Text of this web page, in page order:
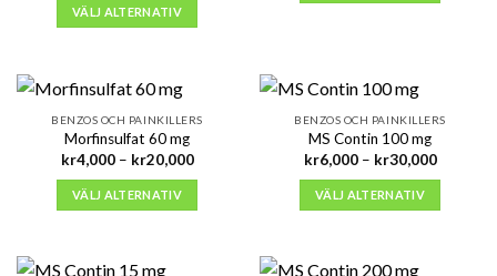
VÄLJ ALTERNATIV
BENZOS OCH PAINKILLERS
Morfinsulfat 60 mg
kr4,000 – kr20,000Prisintervall:
VÄLJ ALTERNATIV
BENZOS OCH PAINKILLERS
MS Contin 100 mg
kr6,000 – kr30,000
VÄLJ ALTERNATIV